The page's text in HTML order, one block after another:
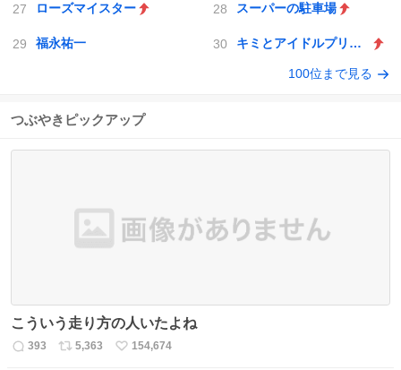
ローズマイスター スーパーの駐車場
福永祐一 キミとアイドルプリキュア♪
100位まで見る
つぶやきピックアップ
こういう走り方の人いたよね
返
393
リ
5,363
い
154,674